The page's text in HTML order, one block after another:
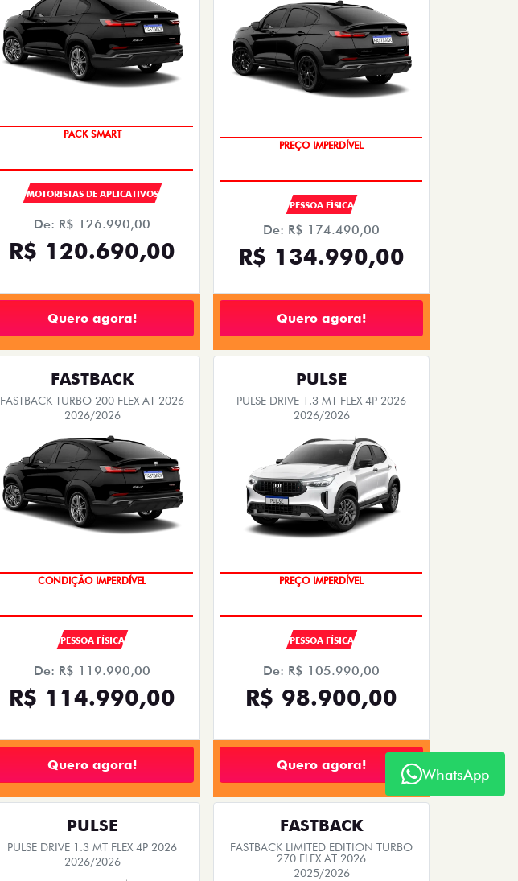
PACK SMART
MOTORISTAS DE APLICATIVOS
De: R$ 126.990,00
R$ 120.690,00
Quero agora!
PREÇO IMPERDÍVEL
PESSOA FÍSICA
De: R$ 174.490,00
R$ 134.990,00
Quero agora!
FASTBACK
FASTBACK TURBO 200 FLEX AT 2026
2026/2026
CONDIÇÃO IMPERDÍVEL
PESSOA FÍSICA
De: R$ 119.990,00
R$ 114.990,00
Quero agora!
PULSE
PULSE DRIVE 1.3 MT FLEX 4P 2026
2026/2026
PREÇO IMPERDÍVEL
PESSOA FÍSICA
De: R$ 105.990,00
R$ 98.900,00
Quero agora!
PULSE
PULSE DRIVE 1.3 MT FLEX 4P 2026
2026/2026
FASTBACK
FASTBACK LIMITED EDITION TURBO
270 FLEX AT 2026
2025/2026
WhatsApp